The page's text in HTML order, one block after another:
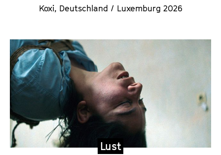
Koxi, Deutschland / Luxemburg 2026
Lust